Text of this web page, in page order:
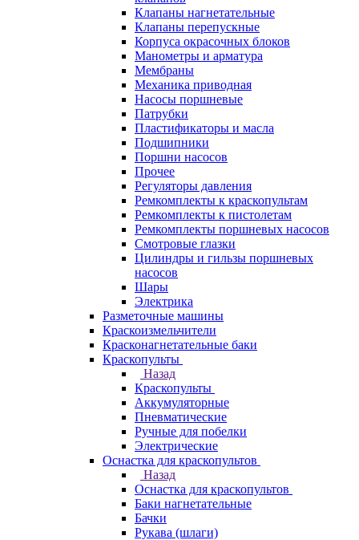
Клапаны нагнетательные
Клапаны перепускные
Корпуса окрасочных блоков
Манометры и арматура
Мембраны
Механика приводная
Насосы поршневые
Патрубки
Пластификаторы и масла
Подшипники
Поршни насосов
Прочее
Регуляторы давления
Ремкомплекты к краскопультам
Ремкомплекты к пистолетам
Ремкомплекты поршневых насосов
Смотровые глазки
Цилиндры и гильзы поршневых
насосов
Шары
Электрика
Разметочные машины
Краскоизмельчители
Красконагнетательные баки
Краскопульты
Назад
Краскопульты
Аккумуляторные
Пневматические
Ручные для побелки
Электрические
Оснастка для краскопультов
Назад
Оснастка для краскопультов
Баки нагнетательные
Бачки
Рукава (шлаги)